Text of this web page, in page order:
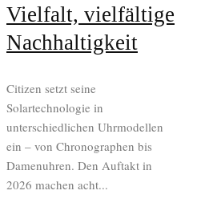
Vielfalt, vielfältige
Nachhaltigkeit
Citizen setzt seine
Solartechnologie in
unterschiedlichen Uhrmodellen
ein – von Chronographen bis
Damenuhren. Den Auftakt in
2026 machen acht...